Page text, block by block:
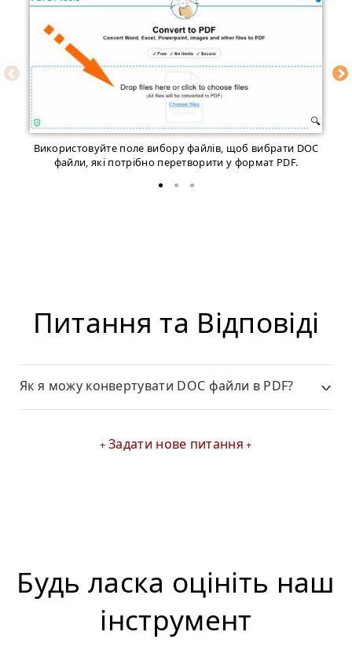
Використовуйте поле вибору файлів, щоб вибрати DOC
файли, якi потрібно перетворити у формат PDF.
Питання та Відповіді
Як я можу конвертувати DOC файли в PDF?
Задати нове питання
Будь ласка оцініть наш
інструмент